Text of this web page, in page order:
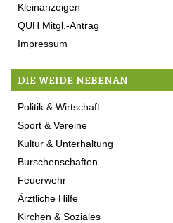
Kleinanzeigen
QUH Mitgl.-Antrag
Impressum
DIE WEIDE NEBENAN
Politik & Wirtschaft
Sport & Vereine
Kultur & Unterhaltung
Burschenschaften
Feuerwehr
Ärztliche Hilfe
Kirchen & Soziales